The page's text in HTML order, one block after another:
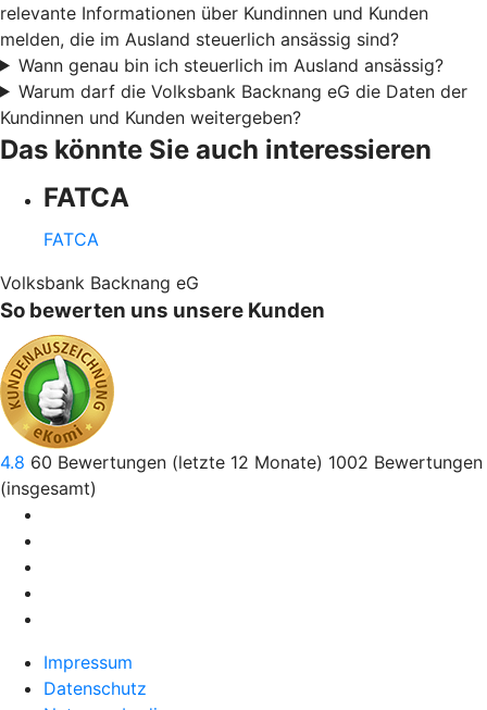
relevante Informationen über Kundinnen und Kunden
melden, die im Ausland steuerlich ansässig sind?
Wann genau bin ich steuerlich im Ausland ansässig?
Warum darf die Volksbank Backnang eG die Daten der
Kundinnen und Kunden weitergeben?
Das könnte Sie auch interessieren
FATCA
FATCA
Volksbank Backnang eG
So bewerten uns unsere Kunden
4.8 60 Bewertungen (letzte 12 Monate) 1002 Bewertungen
(insgesamt)
Impressum
Datenschutz